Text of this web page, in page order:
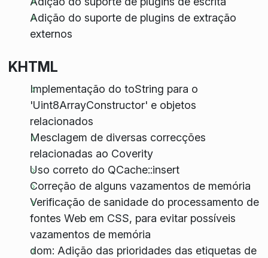
Adição do suporte de plugins de extração
externos
KHTML
Implementação do toString para o
'Uint8ArrayConstructor' e objetos
relacionados
Mesclagem de diversas correcções
relacionadas ao Coverity
Uso correto do QCache::insert
Correção de alguns vazamentos de memória
Verificação de sanidade do processamento de
fontes Web em CSS, para evitar possíveis
vazamentos de memória
dom: Adição das prioridades das etiquetas de